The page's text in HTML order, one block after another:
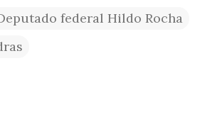
federal Hildo Rocha